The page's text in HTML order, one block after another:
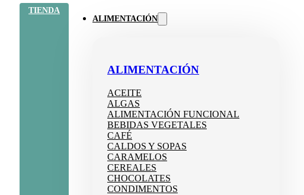
TIENDA
ALIMENTACIÓN
ALIMENTACIÓN
ACEITE
ALGAS
ALIMENTACIÓN FUNCIONAL
BEBIDAS VEGETALES
CAFÉ
CALDOS Y SOPAS
CARAMELOS
CEREALES
CHOCOLATES
CONDIMENTOS